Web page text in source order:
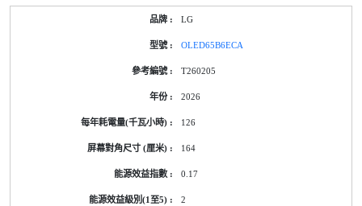
LG
OLED65B6ECA
T260205
2026
126
164
0.17
2